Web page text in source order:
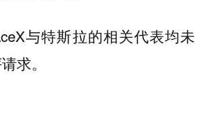
与特斯拉的相关代表均未
求。